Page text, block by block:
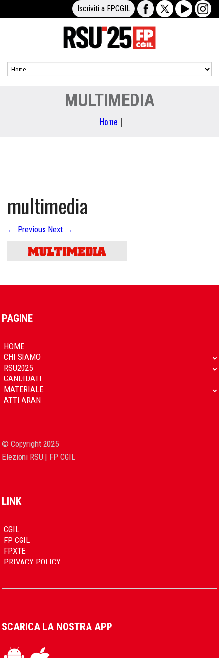
Iscriviti a FPCGIL
MULTIMEDIA
Home |
multimedia
← Previous Next →
PAGINE
HOME
CHI SIAMO
RSU2025
CANDIDATI
MATERIALE
ATTI ARAN
© Copyright 2025
Elezioni RSU | FP CGIL
LINK
CGIL
FP CGIL
FPXTE
PRIVACY POLICY
SCARICA LA NOSTRA APP